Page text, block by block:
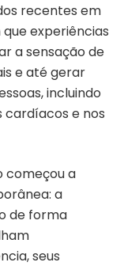
recentes em
experiências
a sensação de
e até gerar
incluindo
e nos
começou a
a
de forma
seus